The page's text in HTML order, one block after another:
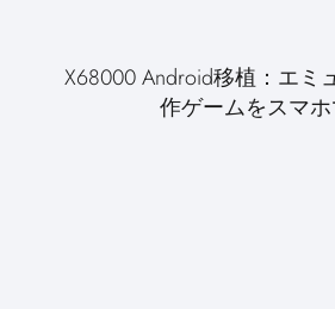
X68000 Android移植：エミ
作ゲームをスマホ